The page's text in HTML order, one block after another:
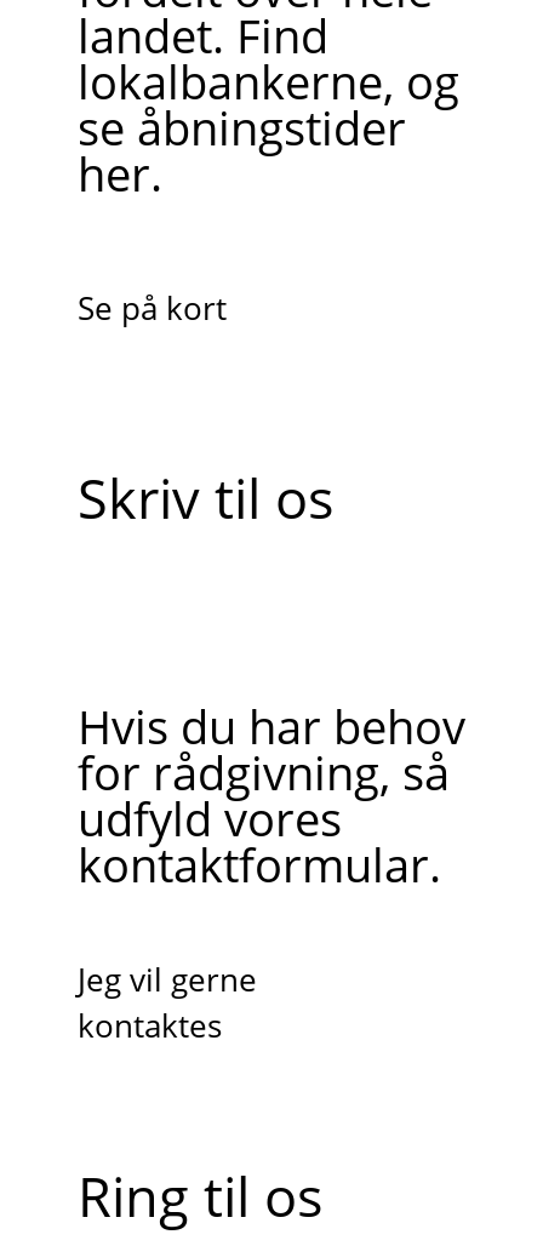
landet. Find
lokalbankerne, og
se åbningstider
her.
Se på kort
Skriv til os
Hvis du har behov
for rådgivning, så
udfyld vores
kontaktformular.
Jeg vil gerne
kontaktes
Ring til os